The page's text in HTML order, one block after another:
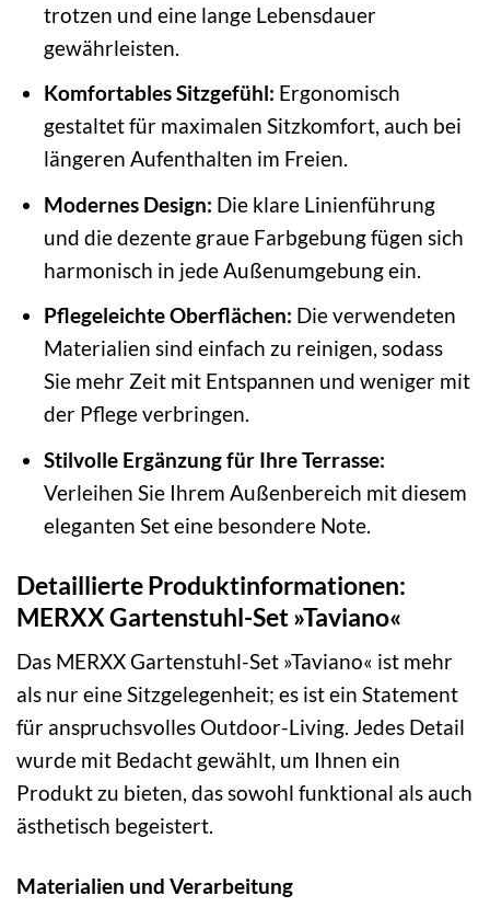
trotzen und eine lange Lebensdauer
gewährleisten.
Komfortables Sitzgefühl: Ergonomisch
gestaltet für maximalen Sitzkomfort, auch bei
längeren Aufenthalten im Freien.
Modernes Design: Die klare Linienführung
und die dezente graue Farbgebung fügen sich
harmonisch in jede Außenumgebung ein.
Pflegeleichte Oberflächen: Die verwendeten
Materialien sind einfach zu reinigen, sodass
Sie mehr Zeit mit Entspannen und weniger mit
der Pflege verbringen.
Stilvolle Ergänzung für Ihre Terrasse:
Verleihen Sie Ihrem Außenbereich mit diesem
eleganten Set eine besondere Note.
Detaillierte Produktinformationen:
MERXX Gartenstuhl-Set »Taviano«
Das MERXX Gartenstuhl-Set »Taviano« ist mehr
als nur eine Sitzgelegenheit; es ist ein Statement
für anspruchsvolles Outdoor-Living. Jedes Detail
wurde mit Bedacht gewählt, um Ihnen ein
Produkt zu bieten, das sowohl funktional als auch
ästhetisch begeistert.
Materialien und Verarbeitung